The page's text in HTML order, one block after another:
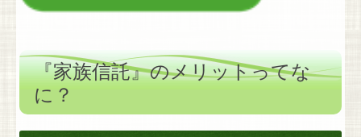
『家族信託』のメリットってな
に？